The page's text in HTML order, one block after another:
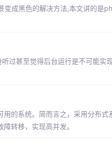
成黑色的解决方法,本文讲的是
过甚至觉得后台运行是不可能实
的系统。简而言之，采用分布式
转移，实现高并发。